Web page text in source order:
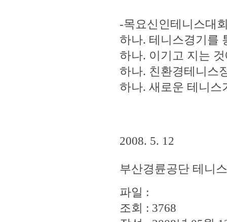
-목요신인테니스대
하나. 테니스경기를
하나. 이기고 지는
하나. 친환경테니스
하나. 새로운 테니스
2008. 5. 12
부산경륜공단 테니
파일 :
조회 : 3768